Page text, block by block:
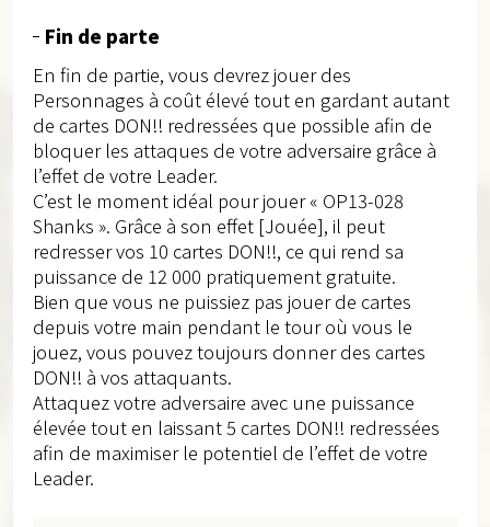
Fin de parte
En fin de partie, vous devrez jouer des
Personnages à coût élevé tout en gardant autant
de cartes DON!! redressées que possible afin de
bloquer les attaques de votre adversaire grâce à
l’effet de votre Leader.
C’est le moment idéal pour jouer « OP13-028
Shanks ». Grâce à son effet [Jouée], il peut
redresser vos 10 cartes DON!!, ce qui rend sa
puissance de 12 000 pratiquement gratuite.
Bien que vous ne puissiez pas jouer de cartes
depuis votre main pendant le tour où vous le
jouez, vous pouvez toujours donner des cartes
DON!! à vos attaquants.
Attaquez votre adversaire avec une puissance
élevée tout en laissant 5 cartes DON!! redressées
afin de maximiser le potentiel de l’effet de votre
Leader.